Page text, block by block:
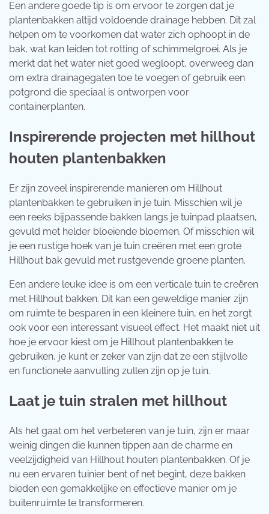
Een andere goede tip is om ervoor te zorgen dat je
plantenbakken altijd voldoende drainage hebben. Dit zal
helpen om te voorkomen dat water zich ophoopt in de
bak, wat kan leiden tot rotting of schimmelgroei. Als je
merkt dat het water niet goed wegloopt, overweeg dan
om extra drainagegaten toe te voegen of gebruik een
potgrond die speciaal is ontworpen voor
containerplanten.
Inspirerende projecten met hillhout
houten plantenbakken
Er zijn zoveel inspirerende manieren om Hillhout
plantenbakken te gebruiken in je tuin. Misschien wil je
een reeks bijpassende bakken langs je tuinpad plaatsen,
gevuld met helder bloeiende bloemen. Of misschien wil
je een rustige hoek van je tuin creëren met een grote
Hillhout bak gevuld met rustgevende groene planten.
Een andere leuke idee is om een verticale tuin te creëren
met Hillhout bakken. Dit kan een geweldige manier zijn
om ruimte te besparen in een kleinere tuin, en het zorgt
ook voor een interessant visueel effect. Het maakt niet uit
hoe je ervoor kiest om je Hillhout plantenbakken te
gebruiken, je kunt er zeker van zijn dat ze een stijlvolle
en functionele aanvulling zullen zijn op je tuin.
Laat je tuin stralen met hillhout
Als het gaat om het verbeteren van je tuin, zijn er maar
weinig dingen die kunnen tippen aan de charme en
veelzijdigheid van Hillhout houten plantenbakken. Of je
nu een ervaren tuinier bent of net begint, deze bakken
bieden een gemakkelijke en effectieve manier om je
buitenruimte te transformeren.